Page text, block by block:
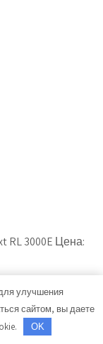
RL 3000E Цена:
улучшения
сайтом, вы даете
OK